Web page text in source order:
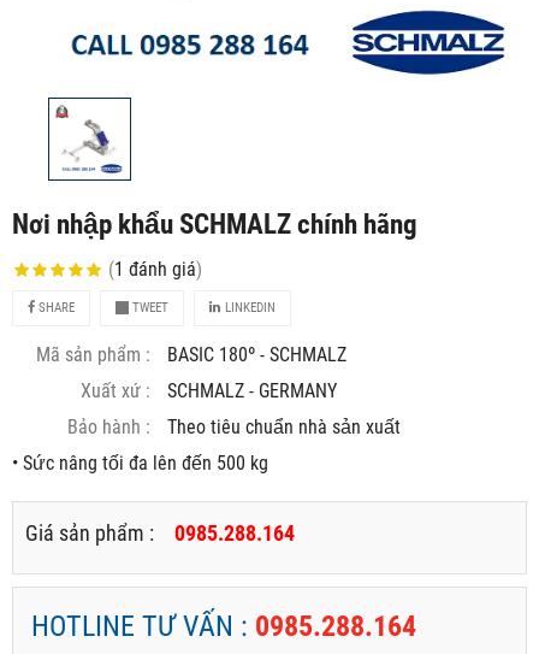
Nơi nhập khẩu SCHMALZ chính hãng
(1 đánh giá)
SHARE TWEET LINKEDIN
Mã sản phẩm :
BASIC 180º - SCHMALZ
Xuất xứ :
SCHMALZ - GERMANY
Bảo hành :
Theo tiêu chuẩn nhà sản xuất
• Sức nâng tối đa lên đến 500 kg
Giá sản phẩm : 0985.288.164
HOTLINE TƯ VẤN : 0985.288.164